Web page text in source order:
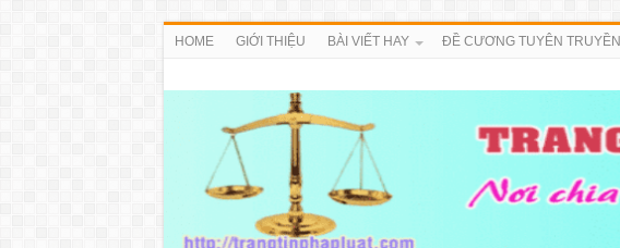
HOME GIỚI THIỆU BÀI VIẾT HAY ĐỀ CƯƠNG TUYÊN TRUYỀN